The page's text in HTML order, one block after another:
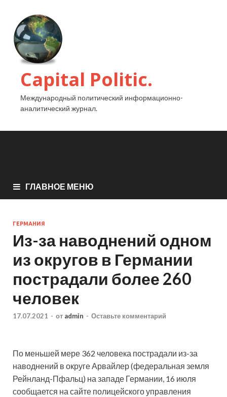
Capital Politic.
Международный политический информационно-
аналитический журнал.
ГЛАВНОЕ МЕНЮ
ГЕРМАНИЯ
Из-за наводнений одном
из округов в Германии
пострадали более 260
человек
17.07.2021 - от admin - Оставьте комментарий
По меньшей мере 362 человека пострадали из-за
наводнений в округе Арвайлер (федеральная земля
Рейнланд-Пфальц) на западе Германии, 16 июля
сообщается на сайте полицейского управления